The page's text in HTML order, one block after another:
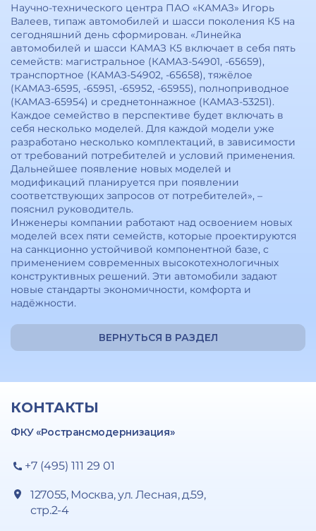
Научно-технического центра ПАО «КАМАЗ» Игорь
Валеев, типаж автомобилей и шасси поколения К5 на
сегодняшний день сформирован. «Линейка
автомобилей и шасси КАМАЗ К5 включает в себя пять
семейств: магистральное (КАМАЗ-54901, -65659),
транспортное (КАМАЗ-54902, -65658), тяжёлое
(КАМАЗ-6595, -65951, -65952, -65955), полноприводное
(КАМАЗ-65954) и среднетоннажное (КАМАЗ-53251).
Каждое семейство в перспективе будет включать в
себя несколько моделей. Для каждой модели уже
разработано несколько комплектаций, в зависимости
от требований потребителей и условий применения.
Дальнейшее появление новых моделей и
модификаций планируется при появлении
соответствующих запросов от потребителей», –
пояснил руководитель.
Инженеры компании работают над освоением новых
моделей всех пяти семейств, которые проектируются
на санкционно устойчивой компонентной базе, с
применением современных высокотехнологичных
конструктивных решений. Эти автомобили задают
новые стандарты экономичности, комфорта и
надёжности.
ВЕРНУТЬСЯ В РАЗДЕЛ
КОНТАКТЫ
ФКУ «Ространсмодернизация»
+7 (495) 111 29 01
127055, Москва, ул. Лесная, д.59,
стр.2-4